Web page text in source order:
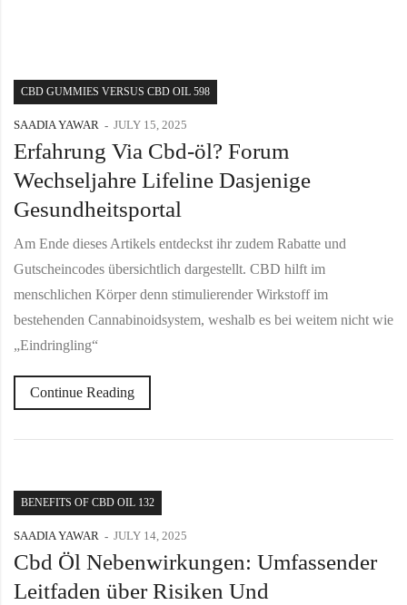
CBD GUMMIES VERSUS CBD OIL 598
SAADIA YAWAR JULY 15, 2025
Erfahrung Via Cbd-öl? Forum
Wechseljahre Lifeline Dasjenige
Gesundheitsportal
Am Ende dieses Artikels entdeckst ihr zudem Rabatte und
Gutscheincodes übersichtlich dargestellt. CBD hilft im
menschlichen Körper denn stimulierender Wirkstoff im
bestehenden Cannabinoidsystem, weshalb es bei weitem nicht wie
„Eindringling“
Continue Reading
BENEFITS OF CBD OIL 132
SAADIA YAWAR JULY 14, 2025
Cbd Öl Nebenwirkungen: Umfassender
Leitfaden über Risiken Und